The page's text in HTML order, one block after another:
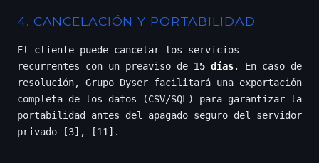
4. CANCELACIÓN Y PORTABILIDAD
El cliente puede cancelar los servicios
recurrentes con un preaviso de 15 días. En caso de
resolución, Grupo Dyser facilitará una exportación
completa de los datos (CSV/SQL) para garantizar la
portabilidad antes del apagado seguro del servidor
privado [3], [11].